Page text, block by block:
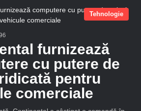
Tehnologie
furnizează
cu putere de
pentru
comerciale